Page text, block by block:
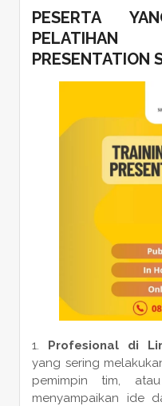
PESERTA
PRESENTATION
Profesional di
yang sering
pemimpin tim,
menyampaikan ide